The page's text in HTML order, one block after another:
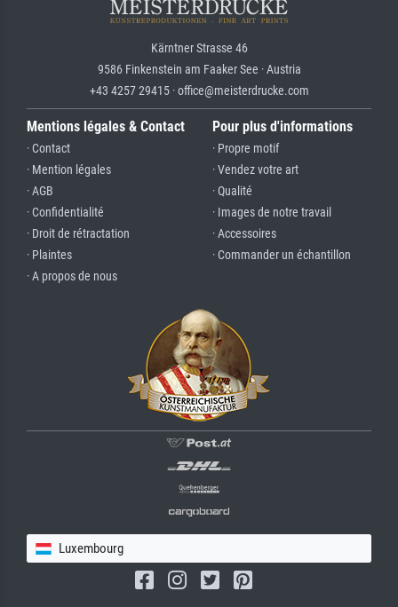
Kärntner Strasse 46
9586 Finkenstein am Faaker See · Austria
+43 4257 29415 · office@meisterdrucke.com
Mentions légales & Contact
· Contact
· Mention légales
· AGB
· Confidentialité
· Droit de rétractation
· Plaintes
· A propos de nous
Pour plus d'informations
· Propre motif
· Vendez votre art
· Qualité
· Images de notre travail
· Accessoires
· Commander un échantillon
Luxembourg